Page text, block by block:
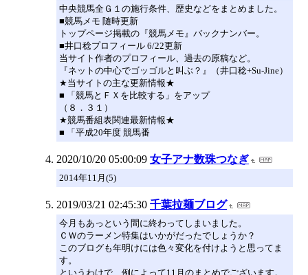
中央競馬全Ｇ１の施行条件、歴史などをまとめました。
■競馬メモ 随時更新
トップページ掲載の『競馬メモ』バックナンバー。
■井口稔プロフィール 6/22更新
当サイト作者のプロフィール、過去の原稿など。
『ネットの中心でゴッゴルと叫ぶ？』（井口稔+Su-Jine）
★当サイトの主な更新情報★
■ 「競馬とＦＸを比較する」をアップ
（８．３１）
★競馬番組表関連最新情報★
■ 「平成20年度 競馬番
2020/10/20 05:00:09 女子アナ数珠つなぎ
2014年11月(5)
2019/03/21 02:45:30 千葉拉麺ブログ
今月もあっという間に終わってしまいました。
ＣＷのラーメン特集はいかがだったでしょうか？
このブログも年明けには色々変化を付けようと思ってま
す。
というわけで、例によって11月のまとめでございます。